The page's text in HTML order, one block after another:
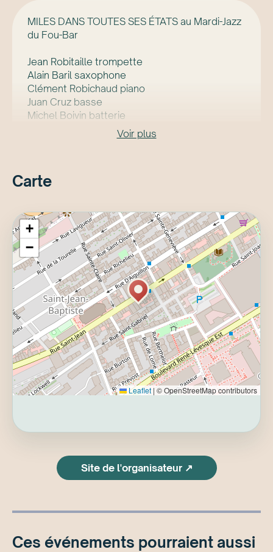
MILES DANS TOUTES SES ÉTATS au Mardi-Jazz
du Fou-Bar
Jean Robitaille trompette
Alain Baril saxophone
Clément Robichaud piano
Juan Cruz basse
Michel Boivin batterie
Contribution minimale suggérée 20$
Voir plus
Carte
+
−
Leaflet | © OpenStreetMap contributors
Site de l'organisateur ↗
Ces événements pourraient aussi